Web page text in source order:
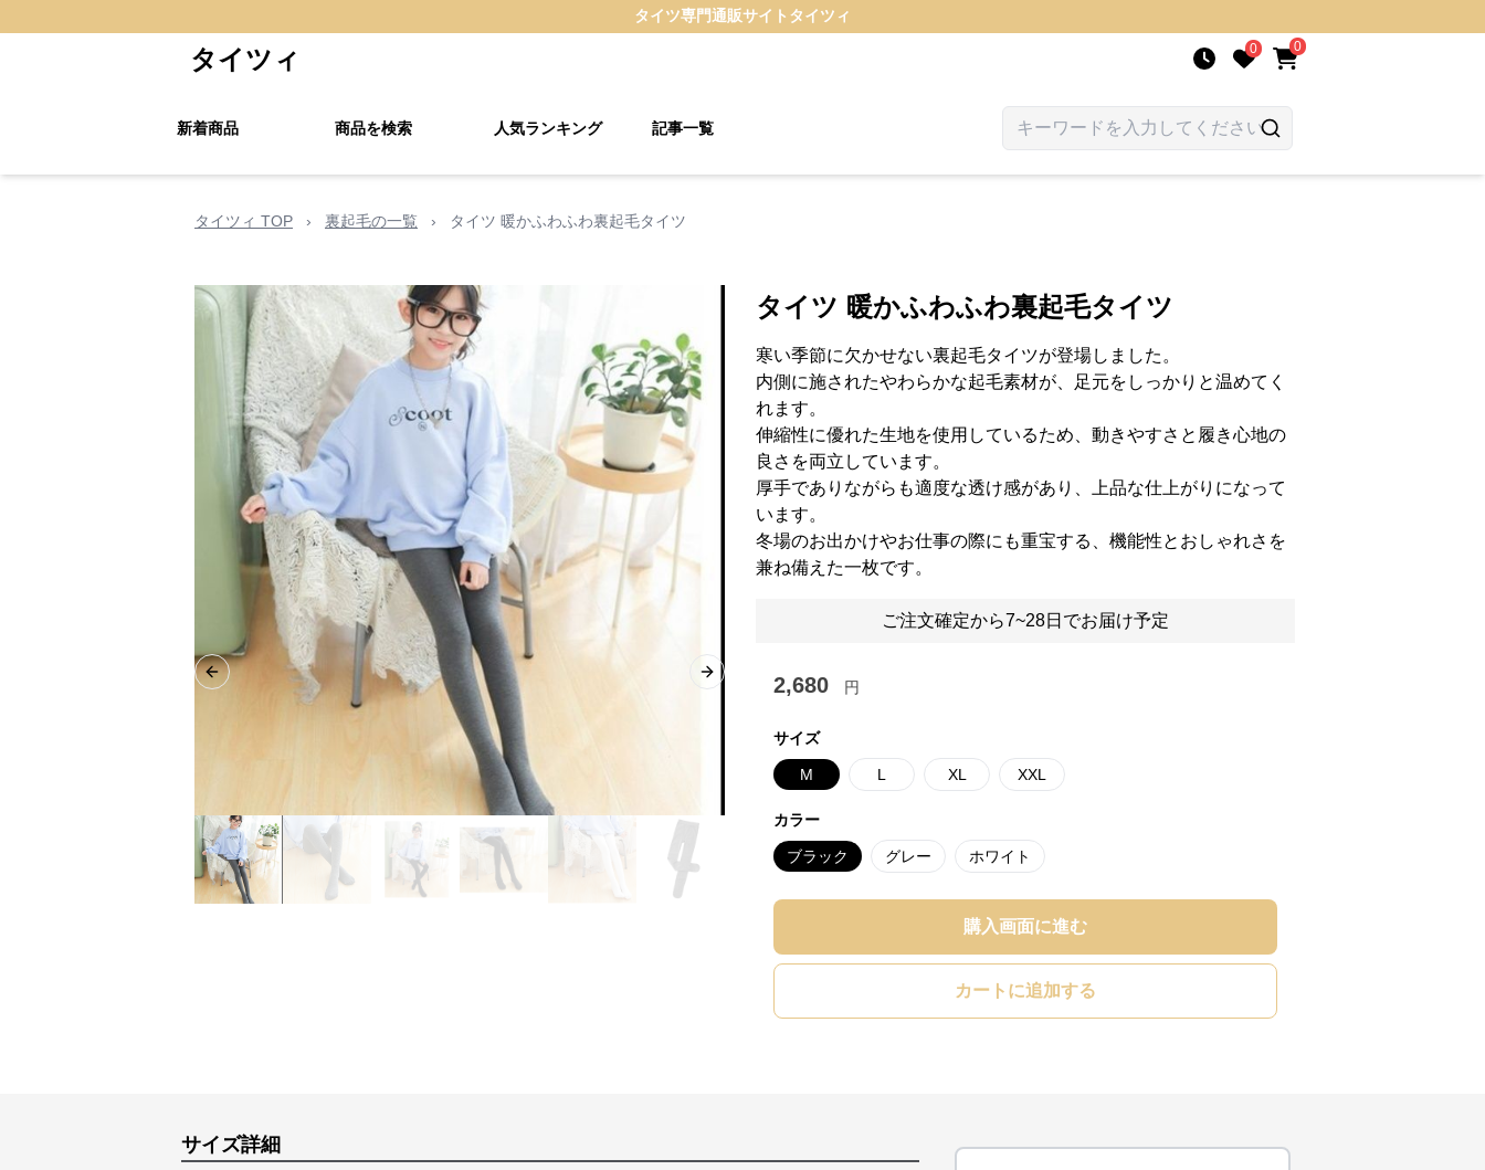
タイツ専門通販サイト タイツィ
タイツィ 0 0
新着商品 商品を検索 人気ランキング 記事一覧
タイツィ TOP › 裏起毛の一覧 › タイツ 暖かふわふわ裏起毛タイツ
Previous slide Next slide
タイツ 暖かふわふわ裏起毛タイツ
寒い季節に欠かせない裏起毛タイツが登場しました。
内側に施されたやわらかな起毛素材が、足元をしっかりと温めてく
れます。
伸縮性に優れた生地を使用しているため、動きやすさと履き心地の
良さを両立しています。
厚手でありながらも適度な透け感があり、上品な仕上がりになって
います。
冬場のお出かけやお仕事の際にも重宝する、機能性とおしゃれさを
兼ね備えた一枚です。
ご注文確定から7~28日でお届け予定
2,680 円
サイズ
M L XL XXL
カラー
ブラック グレー ホワイト
購入画面に進む
カートに追加する
サイズ詳細